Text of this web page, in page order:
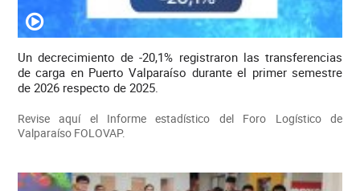
Un decrecimiento de -20,1% registraron las transferencias
de carga en Puerto Valparaíso durante el primer semestre
de 2026 respecto de 2025.
Revise aquí el Informe estadístico del Foro Logístico de
Valparaíso FOLOVAP.